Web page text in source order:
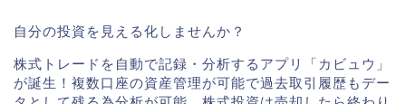
自分の投資を見える化しませんか？
株式トレードを自動で記録・分析するアプリ「カビュウ」
が誕生！複数口座の資産管理が可能で過去取引履歴もデー